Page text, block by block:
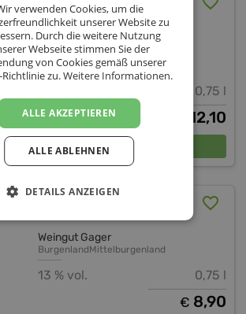
2023
Weingut Gager
BurgenlandMittelburgenland
0,75 l
12,10
In den Warenkorb
Weingut Gager
BurgenlandMittelburgenland
13 % vol. 0,75 l
€ 8,90
verwenden Cookies, um die
unserer Website zu
Durch die weitere Nutzung
Webseite stimmen Sie der
von Cookies gemäß unserer
zu.Weitere Informationen.
ALLE AKZEPTIEREN
ALLE ABLEHNEN
DETAILS ANZEIGEN